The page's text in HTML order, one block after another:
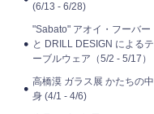
(6/13 - 6/28)
"Sabato" アオイ・フーバー
と DRILL DESIGN によるテ
ーブルウェア（5/2 - 5/17）
高橋漠 ガラス展 かたちの中
身 (4/1 - 4/6)